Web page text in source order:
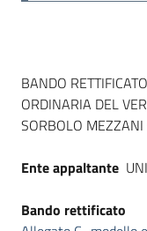
Dati del bando
BANDO
ORDINARIA DEL
SORBOLO
Ente appaltante
Bando rettificato